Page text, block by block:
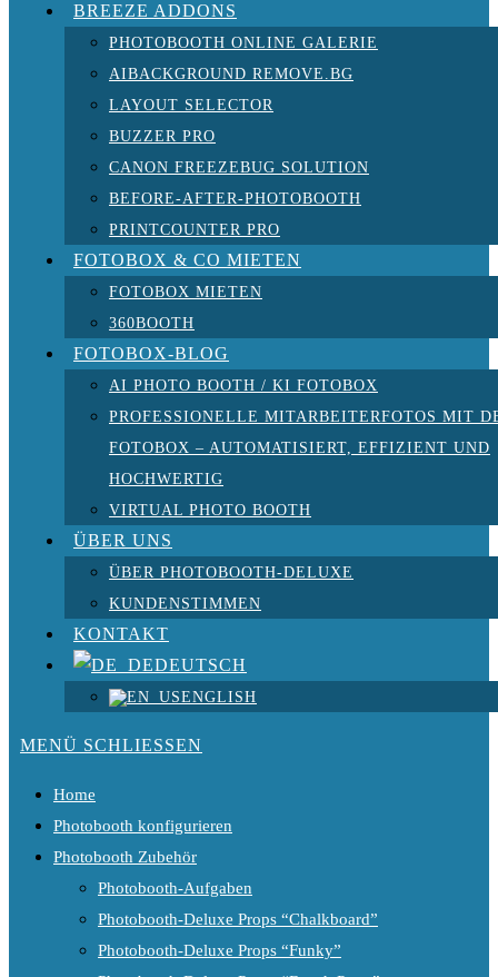
BREEZE ADDONS
PHOTOBOOTH ONLINE GALERIE
AIBACKGROUND REMOVE.BG
LAYOUT SELECTOR
BUZZER PRO
CANON FREEZEBUG SOLUTION
BEFORE-AFTER-PHOTOBOOTH
PRINTCOUNTER PRO
FOTOBOX & CO MIETEN
FOTOBOX MIETEN
360BOOTH
FOTOBOX-BLOG
AI PHOTO BOOTH / KI FOTOBOX
PROFESSIONELLE MITARBEITERFOTOS MIT
FOTOBOX – AUTOMATISIERT, EFFIZIENT UND
HOCHWERTIG
VIRTUAL PHOTO BOOTH
ÜBER UNS
ÜBER PHOTOBOOTH-DELUXE
KUNDENSTIMMEN
KONTAKT
DEUTSCH
ENGLISH
MENÜ SCHLIESSEN
Home
Photobooth konfigurieren
Photobooth Zubehör
Photobooth-Aufgaben
Photobooth-Deluxe Props “Chalkboard”
Photobooth-Deluxe Props “Funky”